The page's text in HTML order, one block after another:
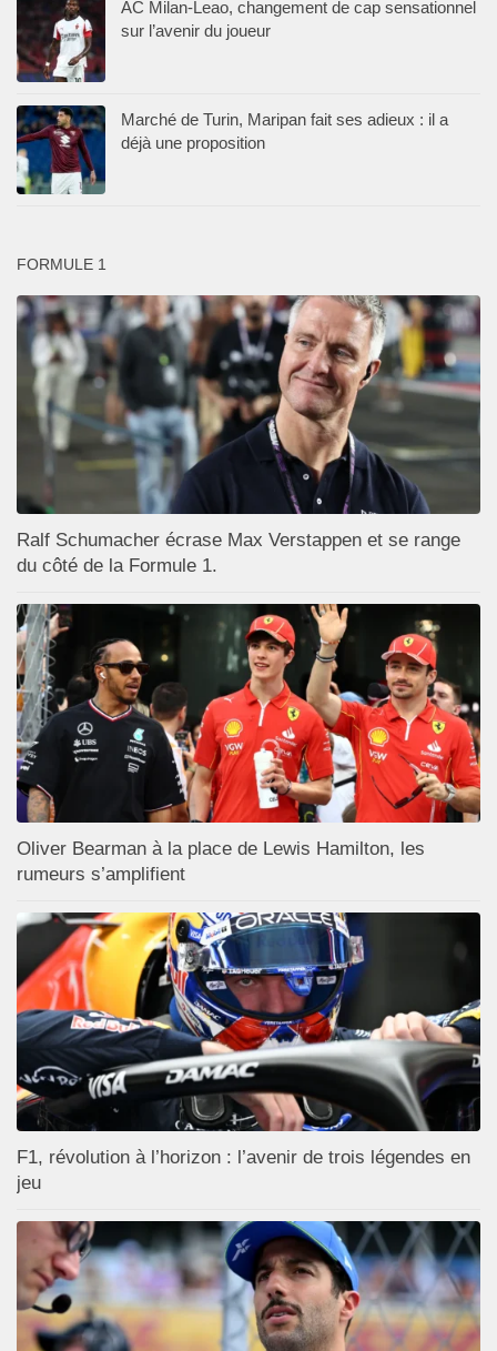
AC Milan-Leao, changement de cap sensationnel
sur l’avenir du joueur
Marché de Turin, Maripan fait ses adieux : il a
déjà une proposition
FORMULE 1
Ralf Schumacher écrase Max Verstappen et se range
du côté de la Formule 1.
Oliver Bearman à la place de Lewis Hamilton, les
rumeurs s’amplifient
F1, révolution à l’horizon : l’avenir de trois légendes en
jeu